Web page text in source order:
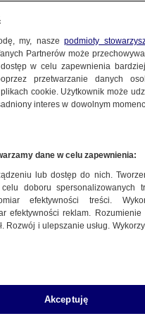
my, naszepodmioty
Partnerów może
w celu zapewnienia
przetwarzanie danych
cookie. Użytkownik może
interes w dowolnym
dane w celu zapewnienia:
lub dostęp do nich.
doboru spersonalizowanych
efektywności treści.
efektywności reklam.
Rozwój i ulepszanie usług.
Akceptuję